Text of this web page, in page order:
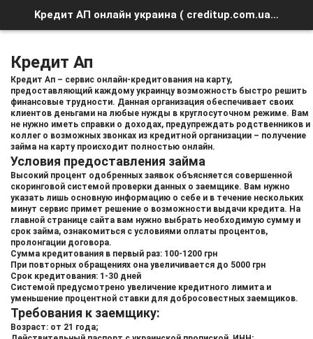
Kредит АП онлайн украина ( creditup.com.ua ) отзывы и обзор сервиса
Кредит Ап
Кредит Ап – сервис онлайн-кредитования на карту,
предоставляющий каждому украинцу возможность быстро решить
финансовые трудности. Данная организация обеспечивает своих
клиентов деньгами на любые нужды в круглосуточном режиме. Вам
не нужно иметь справки о доходах, предупреждать родственников и
коллег о возможных звонках из кредитной организации – получение
займа на карту происходит полностью онлайн.
Условия предоставления займа
Высокий процент одобренных заявок объясняется совершенной
скоринговой системой проверки данных о заемщике. Вам нужно
указать лишь основную информацию о себе и в течение нескольких
минут сервис примет решение о возможности выдачи кредита. На
главной странице сайта вам нужно выбрать необходимую сумму и
срок займа, ознакомиться с условиями оплаты процентов,
пролонгации договора.
Сумма кредитования в первый раз: 100-1200 грн
При повторных обращениях она увеличивается до 5000 грн
Срок кредитования: 1-30 дней
Системой предусмотрено увеличение кредитного лимита и
уменьшение процентной ставки для добросовестных заемщиков.
Требования к заемщику:
Возраст: от 21 года;